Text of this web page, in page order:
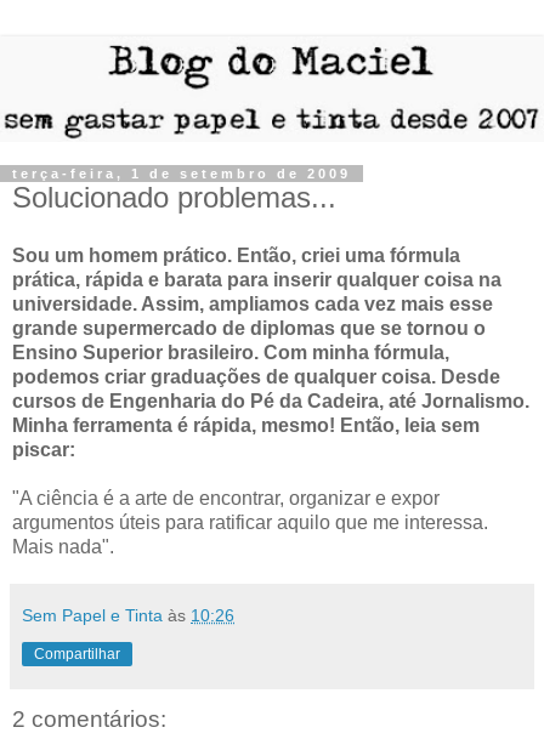
terça-feira, 1 de setembro de 2009
Solucionado problemas...
Sou um homem prático. Então, criei uma fórmula
prática, rápida e barata para inserir qualquer coisa na
universidade. Assim, ampliamos cada vez mais esse
grande supermercado de diplomas que se tornou o
Ensino Superior brasileiro. Com minha fórmula,
podemos criar graduações de qualquer coisa. Desde
cursos de Engenharia do Pé da Cadeira, até Jornalismo.
Minha ferramenta é rápida, mesmo! Então, leia sem
piscar:
"A ciência é a arte de encontrar, organizar e expor
argumentos úteis para ratificar aquilo que me interessa.
Mais nada".
Sem Papel e Tinta às 10:26
Compartilhar
2 comentários: